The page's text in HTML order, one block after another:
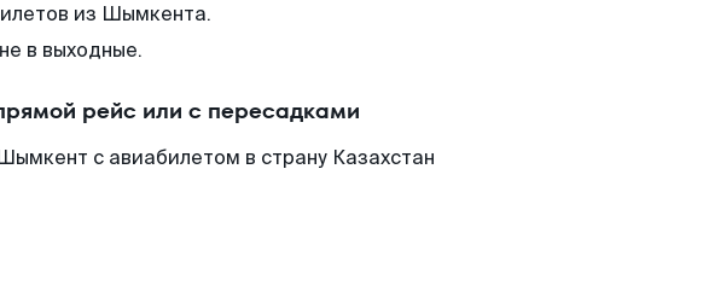
из Шымкента.
в выходные.
рейс или с пересадками
с авиабилетом в страну Казахстан